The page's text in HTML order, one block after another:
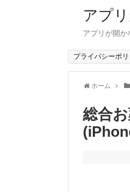
アプ
アプリが開か
プライバシーポ
ホーム
総合